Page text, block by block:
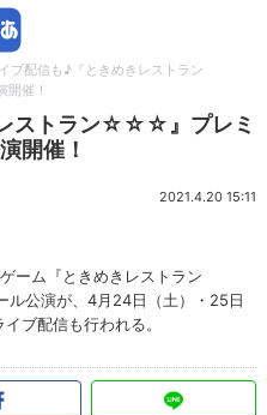
ブ配信も♪『ときめきレストラン
催！
ストラン☆☆☆』プレミ
開催！
2021.4.20 15:11
ーム『ときめきレストラン
公演が、4月24日（土）・25日
ブ配信も行われる。